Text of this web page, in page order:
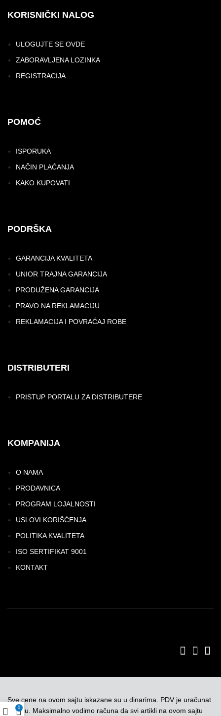
KORISNIČKI NALOG
ULOGUJTE SE OVDE
ZABORAVLJENA LOZINKA
REGISTRACIJA
POMOĆ
ISPORUKA
NAČIN PLAĆANJA
KAKO KUPOVATI
PODRŠKA
GARANCIJA KVALITETA
UNIOR TRAJNA GARANCIJA
PRODUŽENA GARANCIJA
PRAVO NA REKLAMACIJU
REKLAMACIJA I POVRAĆAJ ROBE
DISTRIBUTERI
PRISTUP PORTALU ZA DISTRIBUTERE
KOMPANIJA
O NAMA
PRODAVNICA
PROGRAM LOJALNOSTI
USLOVI KORIŠĆENJA
POLITIKA KVALITETA
ISO SERTIFIKAT 9001
KONTAKT
Sve cene na ovom sajtu iskazane su u dinarima. PDV je uračunat
u cenu. Maksimalno vodimo računa da svi artikli na ovom sajtu
0